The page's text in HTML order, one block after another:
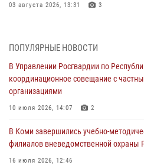
03 августа 2026, 13:31 3
по спортивному самбо
03 августа 2026, 12:07 5
В Коми росгвардейцы информируют
законодательстве в сфере оборота
02 августа 2026, 06:17
В Койгородском районе местный
ПОПУЛЯРНЫЕ НОВОСТИ
В Управлении Росгвардии по
координационное совещание с
организациями
10 июля 2026, 14:07 2
В Коми завершились учебно-
филиалов вневедомственной охраны
16 июля 2026, 12:46